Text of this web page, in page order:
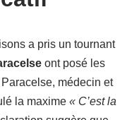
a pris un tournant
ont posé les
médecin et
la maxime « C’est la